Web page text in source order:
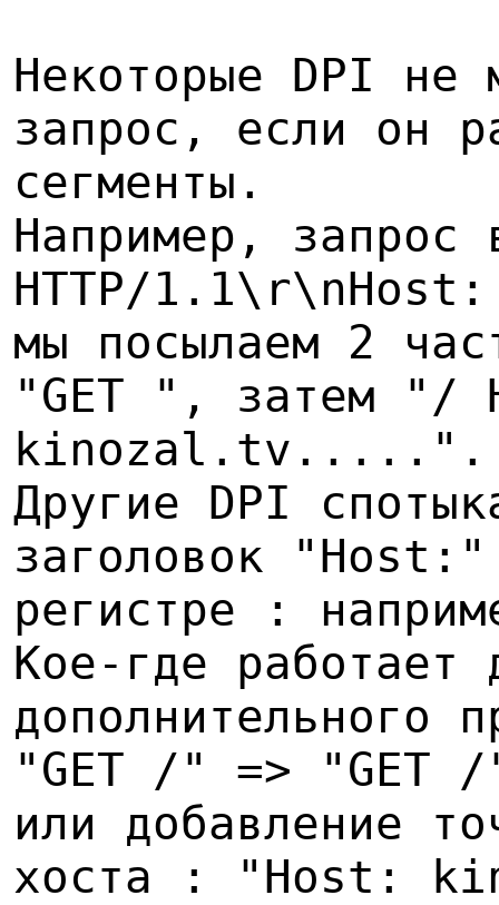
Некоторые DPI не
запрос, если он
сегменты.
Например, запрос
HTTP/
мы посылаем 2
"GET ", затем "/
kinozal.tv.....".
Другие DPI
заголовок
регистре :
Кое-где работает
дополнительного
"GET /" => "GET
или добавление
хоста : "Host: